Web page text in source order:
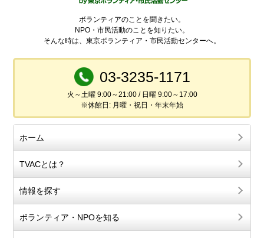
ボランティアのことを聞きたい。
NPO・市民活動のことを知りたい。
そんな時は、東京ボランティア・市民活動センターへ。
03-3235-1171
火～土曜 9:00～21:00 / 日曜 9:00～17:00
※休館日: 月曜・祝日・年末年始
ホーム
TVACとは？
情報を探す
ボランティア・NPOを知る